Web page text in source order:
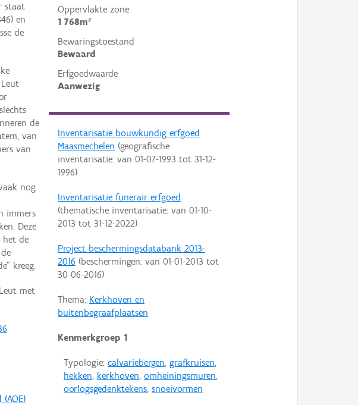
Oppervlakte zone
1 768m²
Bewaringstoestand
Bewaard
Erfgoedwaarde
Aanwezig
Inventarisatie bouwkundig erfgoed
Maasmechelen (geografische
inventarisatie: van 01-07-1993 tot 31-12-
1996)
Inventarisatie funerair erfgoed
(thematische inventarisatie: van 01-10-
2013 tot 31-12-2022)
Project beschermingsdatabank 2013-
2016 (beschermingen: van 01-01-2013 tot
30-06-2016)
Thema: Kerkhoven en
buitenbegraafplaatsen
Kenmerkgroep 1
Typologie: calvariebergen, grafkruisen,
hekken, kerkhoven, omheiningsmuren,
oorlogsgedenktekens, snoeivormen
staat
en
de
de
van
van
nog
immers
Deze
het de
kreeg.
met